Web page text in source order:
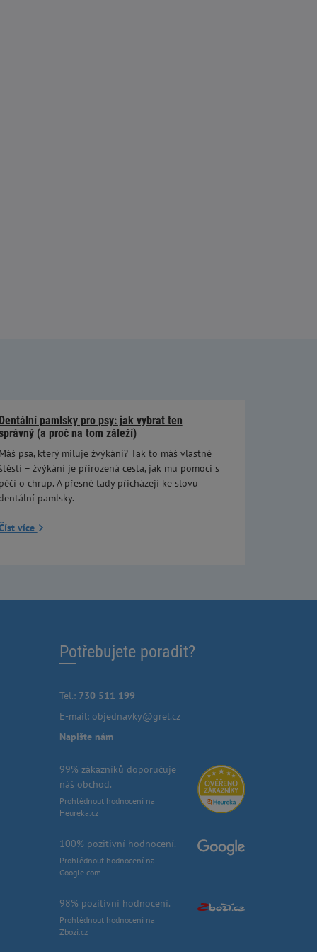
Dentální pamlsky pro psy: jak vybrat ten
(a proč na tom záleží)
Máš psa, který miluje žvýkání? Tak to máš vlastně
– žvýkání je přirozená cesta, jak mu pomoci s
péčí o chrup. A přesně tady přicházejí ke slovu
pamlsky.
více
Potřebujete poradit?
Tel.: 730 511 199
E-mail: objednavky@grel.cz
Napište nám
99% zákazníků doporučuje
náš obchod.
Prohlédnout hodnocení na
Heureka.cz
100% pozitivní hodnocení.
Prohlédnout hodnocení na
Google.com
98% pozitivní hodnocení.
Prohlédnout hodnocení na
Zbozi.cz